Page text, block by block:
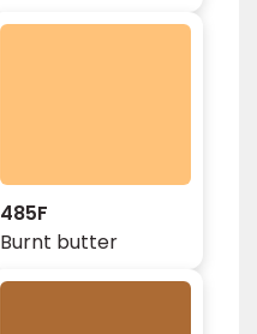
485F
Burnt butter